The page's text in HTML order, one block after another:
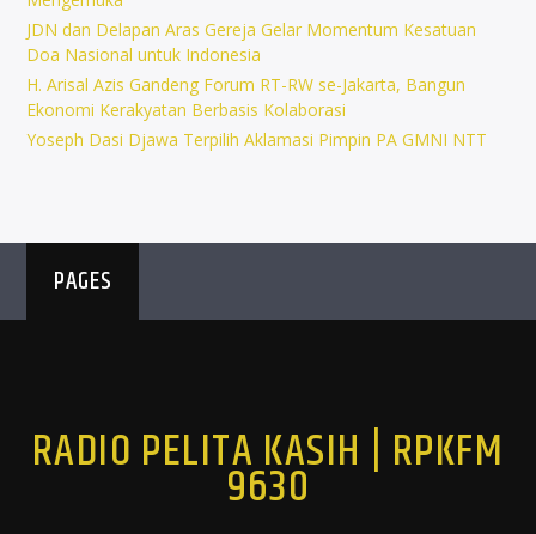
JDN dan Delapan Aras Gereja Gelar Momentum Kesatuan
Doa Nasional untuk Indonesia
H. Arisal Azis Gandeng Forum RT-RW se-Jakarta, Bangun
Ekonomi Kerakyatan Berbasis Kolaborasi
Yoseph Dasi Djawa Terpilih Aklamasi Pimpin PA GMNI NTT
PAGES
RADIO PELITA KASIH | RPKFM
9630